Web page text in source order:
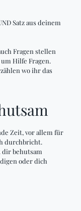
Satz aus deinem
Fragen stellen
Hilfe Fragen.
wo ihr das
Zeit, vor allem für
durchbricht.
dir behutsam
oder dich